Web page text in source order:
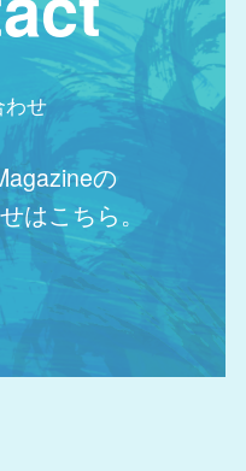
わせ
の
はこちら。